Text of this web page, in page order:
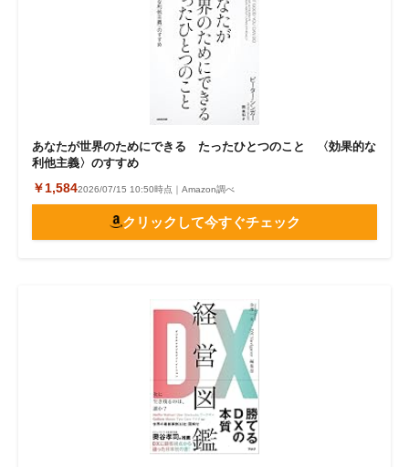
あなたが世界のためにできる たったひとつのこと 〈効果的な
利他主義〉のすすめ
￥1,5842026/07/15 10:50時点｜Amazon調べ
クリックして今すぐチェック